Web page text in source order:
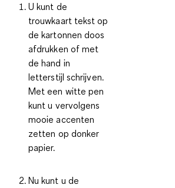
U kunt de
trouwkaart tekst op
de kartonnen doos
afdrukken of met
de hand in
letterstijl schrijven.
Met een witte pen
kunt u vervolgens
mooie accenten
zetten op donker
papier.
Nu kunt u de